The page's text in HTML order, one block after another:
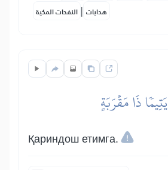
النفحات المكية | هدايات
يَتِيمٗا ذَا مَقۡرَبَةٍ
Қариндош етимга.